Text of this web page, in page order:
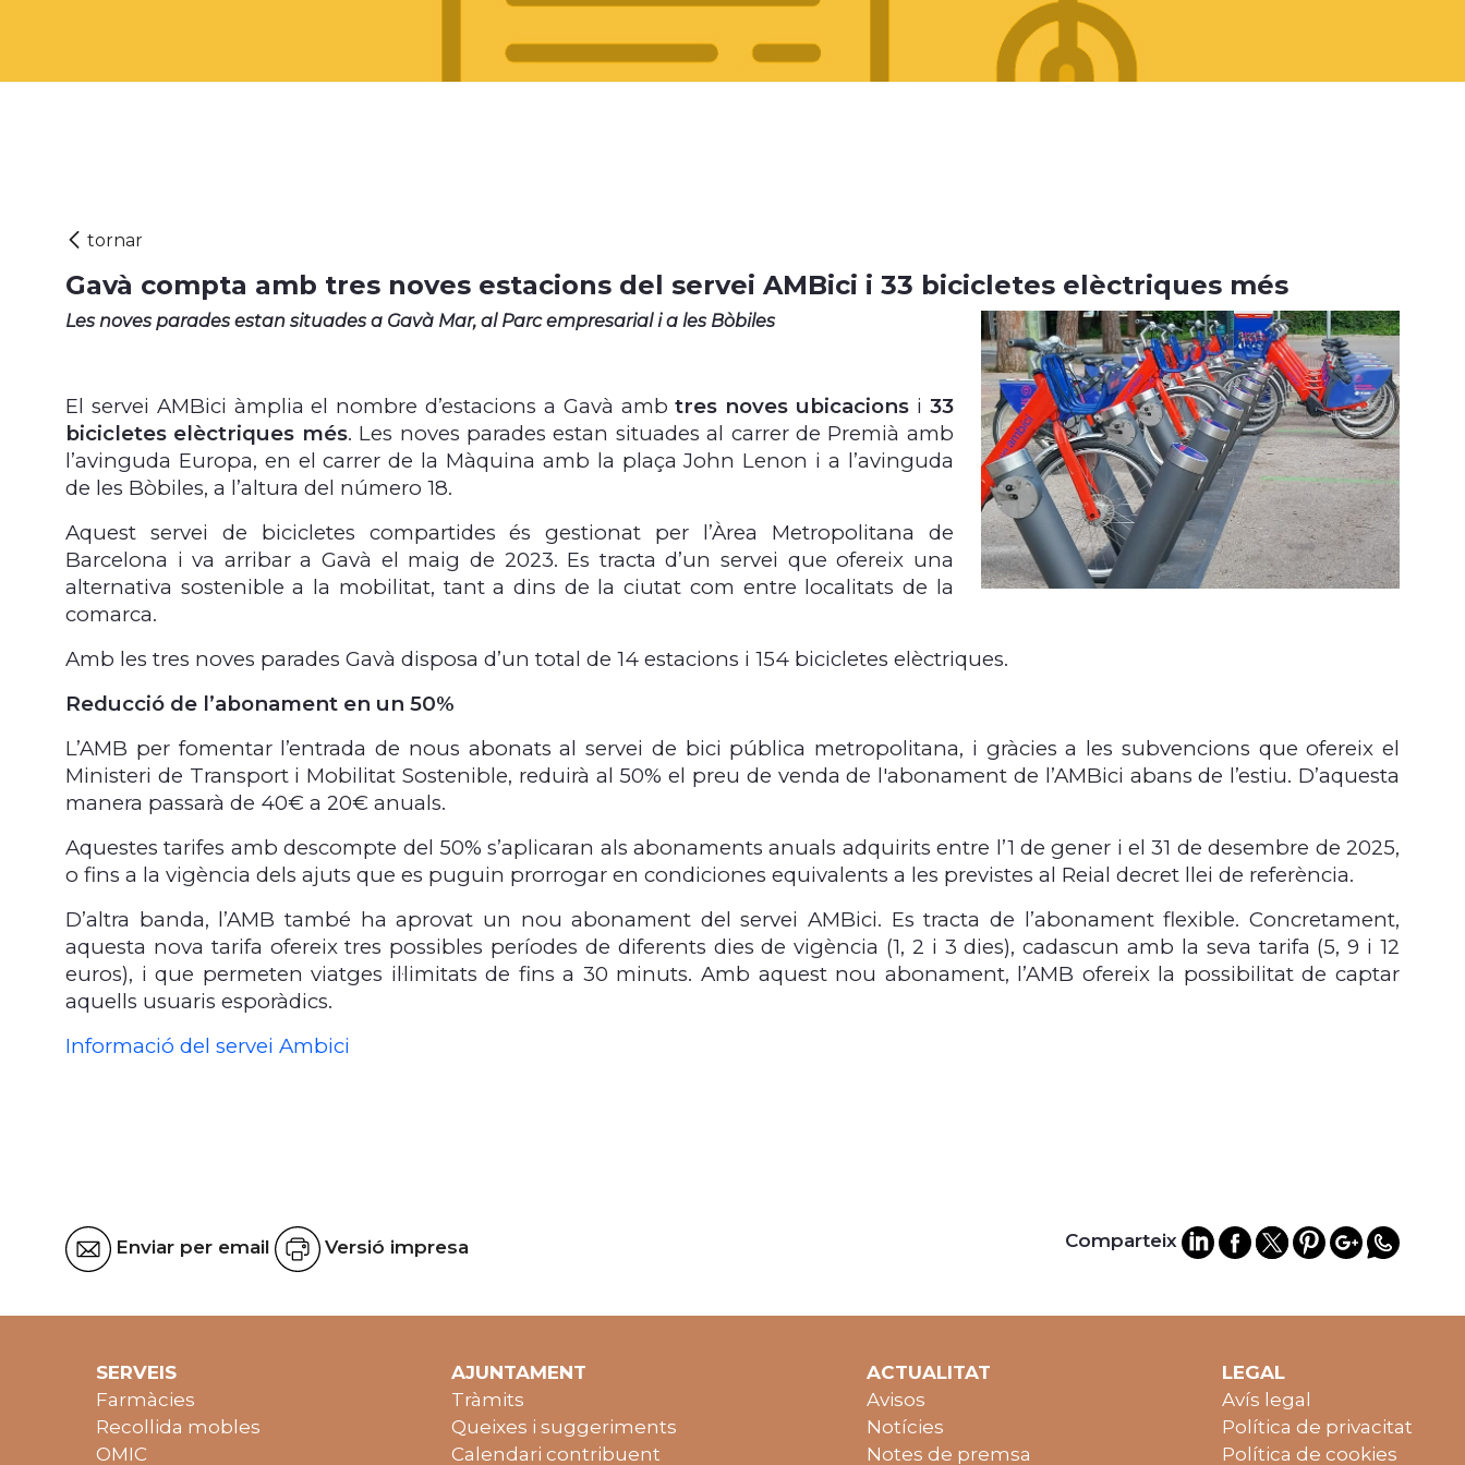
Gavà compta amb tres noves estacions del servei AMBici i 33 bicicletes elèctriques més
Les noves parades estan situades a Gavà Mar, al Parc empresarial i a les Bòbiles
El servei AMBici àmplia el nombre d’estacions a Gavà ambtres noves ubicacions i 33
bicicletes elèctriques més. Les noves parades estan situades al carrer de Premià amb
l’avinguda Europa, en el carrer de la Màquina amb la plaça John Lenon i a l’avinguda
de les Bòbiles, a l’altura del número 18.
Aquest servei de bicicletes compartides és gestionat per l’Àrea Metropolitana de
Barcelona i va arribar a Gavà el maig de 2023. Es tracta d’un servei que ofereix una
alternativa sostenible a la mobilitat, tant a dins de la ciutat com entre localitats de la
comarca.
Amb les tres noves parades Gavà disposa d’un total de 14 estacions i 154 bicicletes elèctriques.
Reducció de l’abonament en un 50%
L’AMB per fomentar l’entrada de nous abonats al servei de bici pública metropolitana, i gràcies a les subvencions que ofereix el
Ministeri de Transport i Mobilitat Sostenible, reduirà al 50% el preu de venda de l'abonament de l’AMBici abans de l’estiu. D’aquesta
manera passarà de 40€ a 20€ anuals.
Aquestes tarifes amb descompte del 50% s’aplicaran als abonaments anuals adquirits entre l’1 de gener i el 31 de desembre de 2025,
o fins a la vigència dels ajuts que es puguin prorrogar en condiciones equivalents a les previstes al Reial decret llei de referència.
D’altra banda, l’AMB també ha aprovat un nou abonament del servei AMBici. Es tracta de l’abonament flexible. Concretament,
aquesta nova tarifa ofereix tres possibles períodes de diferents dies de vigència (1, 2 i 3 dies), cadascun amb la seva tarifa (5, 9 i 12
euros), i que permeten viatges il·limitats de fins a 30 minuts. Amb aquest nou abonament, l’AMB ofereix la possibilitat de captar
aquells usuaris esporàdics.
Informació del servei Ambici
Enviar per email Versió impresa Comparteix
SERVEIS
Farmàcies
Recollida mobles
OMIC
AJUNTAMENT
Tràmits
Queixes i suggeriments
Calendari contribuent
ACTUALITAT
Avisos
Notícies
Notes de premsa
LEGAL
Avís legal
Política de privacitat
Política de cookies